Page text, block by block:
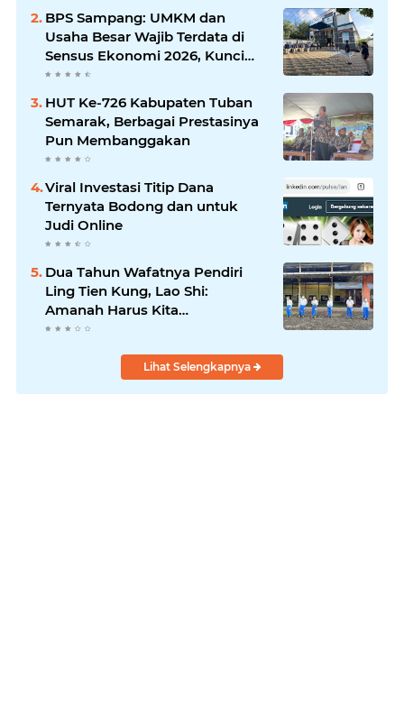
Komunikasi Antar-Kades untuk
Memajukan Desa
BPS Sampang: UMKM dan
Usaha Besar Wajib Terdata di
Sensus Ekonomi 2026, Kunci
Kebijakan Tepat Sasaran
HUT Ke-726 Kabupaten Tuban
Semarak, Berbagai Prestasinya
Pun Membanggakan
Viral Investasi Titip Dana
Ternyata Bodong dan untuk
Judi Online
Dua Tahun Wafatnya Pendiri
Ling Tien Kung, Lao Shi:
Amanah Harus Kita
Laksanakan!
Lihat Selengkapnya